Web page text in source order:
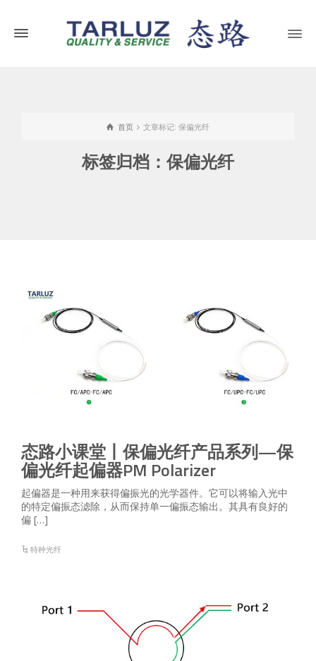
首页 文章标记: 保偏光纤
标签归档：保偏光纤
态路小课堂丨保偏光纤产品系列—保
偏光纤起偏器PM Polarizer
起偏器是一种用来获得偏振光的光学器件。它可以将输入光中
的特定偏振态滤除，从而保持单一偏振态输出。其具有良好的
偏 […]
特种光纤